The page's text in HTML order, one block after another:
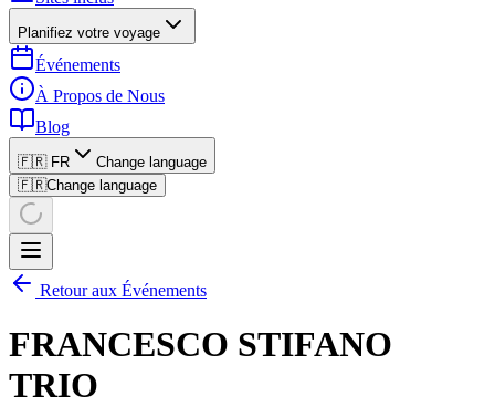
Planifiez votre voyage
Événements
À Propos de Nous
Blog
🇫🇷 FR
Change language
🇫🇷Change language
Retour aux Événements
FRANCESCO STIFANO
TRIO